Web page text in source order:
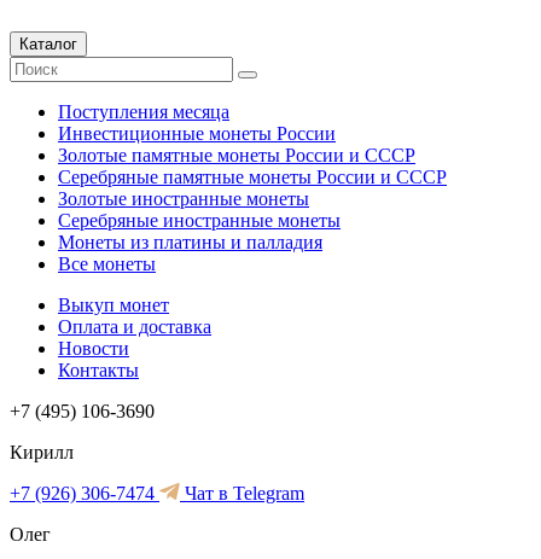
Каталог
Поступления месяца
Инвестиционные монеты России
Золотые памятные монеты России и СССР
Серебряные памятные монеты России и СССР
Золотые иностранные монеты
Серебряные иностранные монеты
Монеты из платины и палладия
Все монеты
Выкуп монет
Оплата и доставка
Новости
Контакты
+7 (495) 106-3690
Кирилл
+7 (926) 306-7474
Чат в Telegram
Олег